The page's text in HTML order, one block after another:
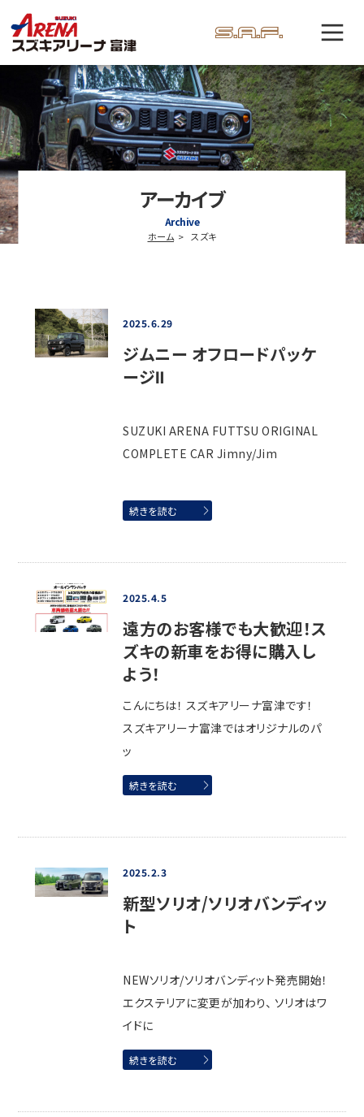
アーカイブ
Archive
ホーム スズキ
2025.6.29
ジムニー オフロードパッケ
ージⅡ
SUZUKI ARENA FUTTSU ORIGINAL
COMPLETE CAR Jimny/Jim
続きを読む
2025.4.5
遠方のお客様でも大歓迎！ス
ズキの新車をお得に購入し
よう！
こんにちは！ スズキアリーナ富津です！
スズキアリーナ富津ではオリジナルのパ
ッ
続きを読む
2025.2.3
新型ソリオ/ソリオバンディッ
ト
NEWソリオ/ソリオバンディット発売開始！
エクステリアに変更が加わり、 ソリオはワ
イドに
続きを読む